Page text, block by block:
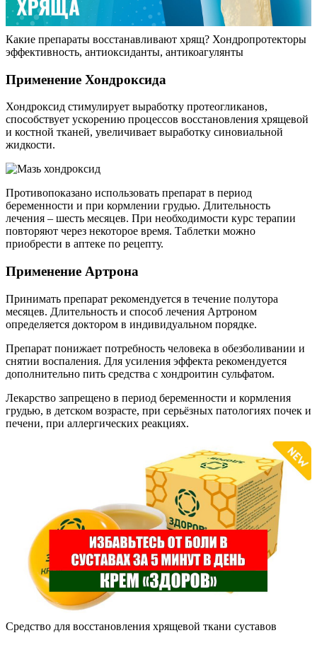
Какие препараты восстанавливают хрящ? Хондропротекторы
эффективность, антиоксиданты, антикоагулянты
Применение Хондроксида
Хондроксид стимулирует выработку протеогликанов,
способствует ускорению процессов восстановления хрящевой
и костной тканей, увеличивает выработку синовиальной
жидкости.
Противопоказано использовать препарат в период
беременности и при кормлении грудью. Длительность
лечения – шесть месяцев. При необходимости курс терапии
повторяют через некоторое время. Таблетки можно
приобрести в аптеке по рецепту.
Применение Артрона
Принимать препарат рекомендуется в течение полутора
месяцев. Длительность и способ лечения Артроном
определяется доктором в индивидуальном порядке.
Препарат понижает потребность человека в обезболивании и
снятии воспаления. Для усиления эффекта рекомендуется
дополнительно пить средства с хондроитин сульфатом.
Лекарство запрещено в период беременности и кормления
грудью, в детском возрасте, при серьёзных патологиях почек и
печени, при аллергических реакциях.
Средство для восстановления хрящевой ткани суставов